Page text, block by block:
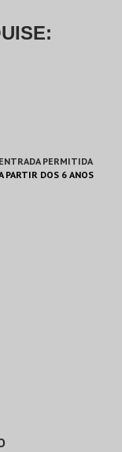
ENTRADA PERMITIDA
PARTIR DOS 6 ANOS